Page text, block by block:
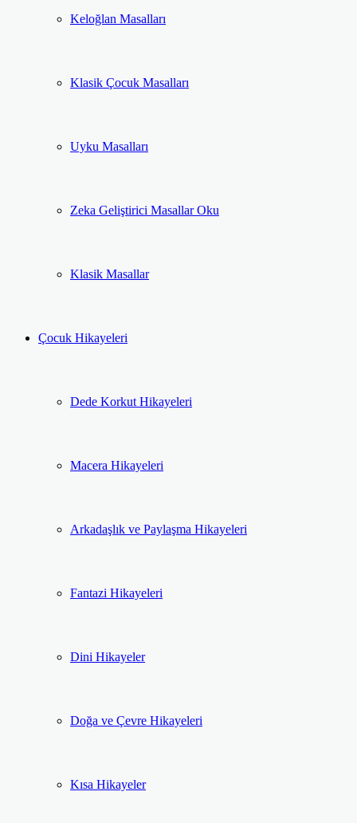
Keloğlan Masalları
Klasik Çocuk Masalları
Uyku Masalları
Zeka Geliştirici Masallar Oku
Klasik Masallar
Çocuk Hikayeleri
Dede Korkut Hikayeleri
Macera Hikayeleri
Arkadaşlık ve Paylaşma Hikayeleri
Fantazi Hikayeleri
Dini Hikayeler
Doğa ve Çevre Hikayeleri
Kısa Hikayeler